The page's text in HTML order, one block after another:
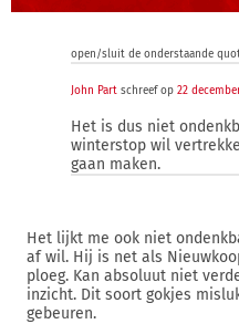
open/sluit de onderstaande
John Part schreef op 22
Het is dus niet
winterstop wil
gaan maken.
Het lijkt me ook niet
af wil. Hij is net als
ploeg. Kan absoluut niet
inzicht. Dit soort gokjes
gebeuren.